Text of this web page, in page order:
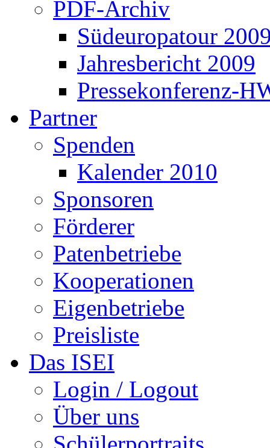
PDF-Archiv
Südeuropatour
Jahresbericht 2009
Pressekonferenz-
Partner
Spenden
Kalender 2010
Sponsoren
Förderer
Patenbetriebe
Kooperationen
Eigenbetriebe
Preisliste
Das ISEI
Login / Logout
Über uns